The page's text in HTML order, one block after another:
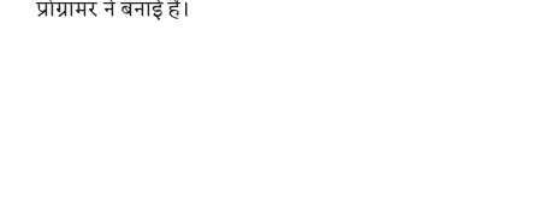
प्रोग्रामर ने बनाई है।